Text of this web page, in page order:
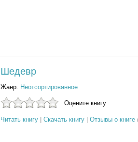
Шедевр
Жанр: Неотсортированное
Оцените книгу
Читать книгу| Скачать книгу| Отзывы о книге